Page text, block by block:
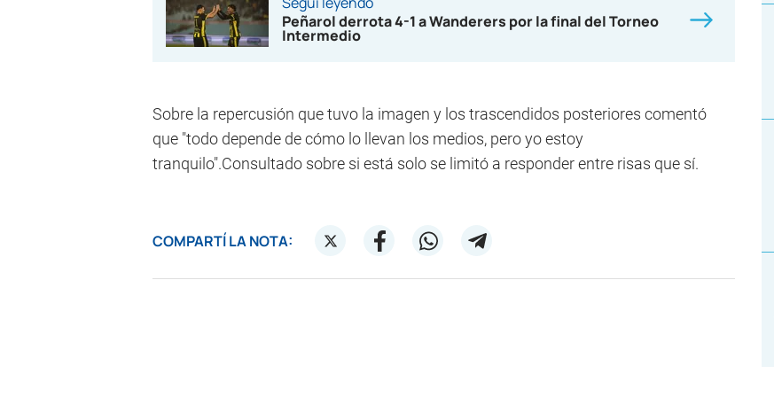
Peñarol derrota 4-1 a Wanderers por la final del Torneo
Intermedio
Sobre la repercusión que tuvo la imagen y los trascendidos posteriores comentó
que "todo depende de cómo lo llevan los medios, pero yo estoy
tranquilo".Consultado sobre si está solo se limitó a responder entre risas que sí.
COMPARTÍ LA NOTA: